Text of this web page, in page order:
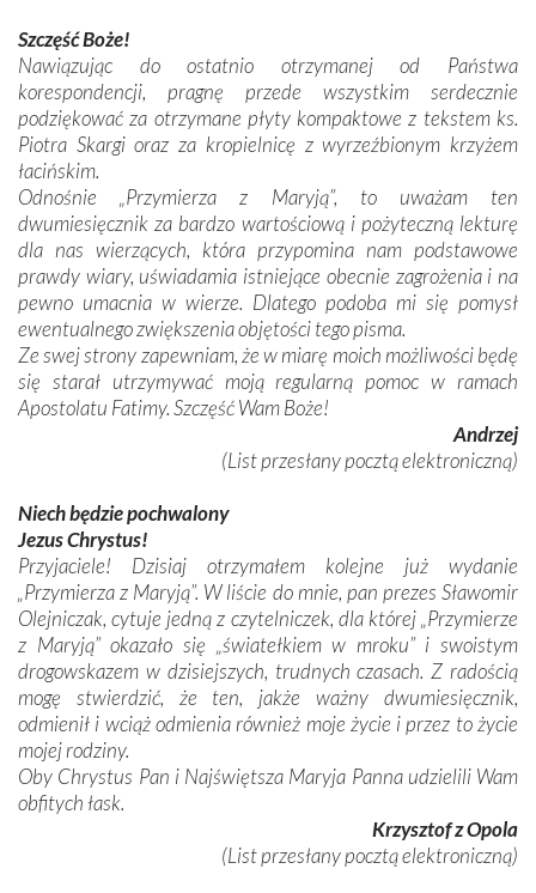
Szczęść Boże!
Nawiązując do ostatnio otrzymanej od Państwa
korespondencji, pragnę przede wszystkim serdecznie
podziękować za otrzymane płyty kompaktowe z tekstem ks.
Piotra Skargi oraz za kropielnicę z wyrzeźbionym krzyżem
łacińskim.
Odnośnie „Przymierza z Maryją”, to uważam ten
dwumiesięcznik za bardzo wartościową i pożyteczną lekturę
dla nas wierzących, która przypomina nam podstawowe
prawdy wiary, uświadamia istniejące obecnie zagrożenia i na
pewno umacnia w wierze. Dlatego podoba mi się pomysł
ewentualnego zwiększenia objętości tego pisma.
Ze swej strony zapewniam, że w miarę moich możliwości będę
się starał utrzymywać moją regularną pomoc w ramach
Apostolatu Fatimy. Szczęść Wam Boże!
Andrzej
(List przesłany pocztą elektroniczną)
Niech będzie pochwalony
Jezus Chrystus!
Przyjaciele! Dzisiaj otrzymałem kolejne już wydanie
„Przymierza z Maryją”. W liście do mnie, pan prezes Sławomir
Olejniczak, cytuje jedną z czytelniczek, dla której „Przymierze
z Maryją” okazało się „światełkiem w mroku” i swoistym
drogowskazem w dzisiejszych, trudnych czasach. Z radością
mogę stwierdzić, że ten, jakże ważny dwumiesięcznik,
odmienił i wciąż odmienia również moje życie i przez to życie
mojej rodziny.
Oby Chrystus Pan i Najświętsza Maryja Panna udzielili Wam
obfitych łask.
Krzysztof z Opola
(List przesłany pocztą elektroniczną)